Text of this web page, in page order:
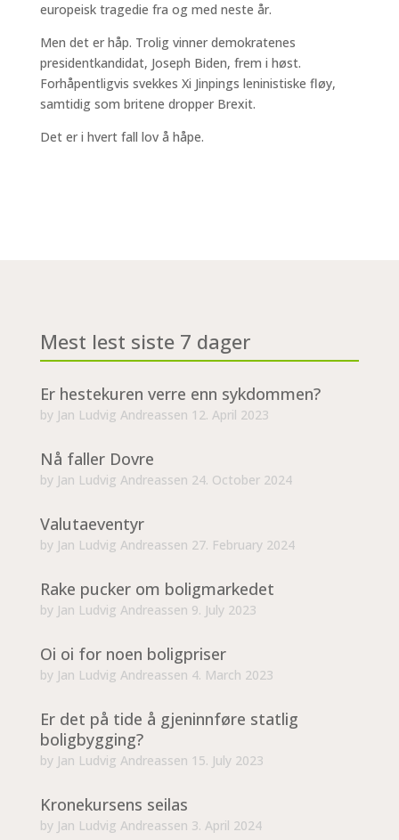
europeisk tragedie fra og med neste år.
Men det er håp. Trolig vinner demokratenes
presidentkandidat, Joseph Biden, frem i høst.
Forhåpentligvis svekkes Xi Jinpings leninistiske fløy,
samtidig som britene dropper Brexit.
Det er i hvert fall lov å håpe.
Mest lest siste 7 dager
Er hestekuren verre enn sykdommen?
by Jan Ludvig Andreassen 12. April 2023
Nå faller Dovre
by Jan Ludvig Andreassen 24. October 2024
Valutaeventyr
by Jan Ludvig Andreassen 27. February 2024
Rake pucker om boligmarkedet
by Jan Ludvig Andreassen 9. July 2023
Oi oi for noen boligpriser
by Jan Ludvig Andreassen 4. March 2023
Er det på tide å gjeninnføre statlig
boligbygging?
by Jan Ludvig Andreassen 15. July 2023
Kronekursens seilas
by Jan Ludvig Andreassen 3. April 2024